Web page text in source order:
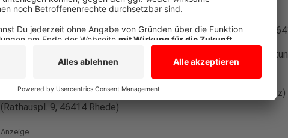
Mittwoch, den 12. März 2025
⦁ 09:30 – 11:00 Uhr Isselburg, Tourist-Info Isselburg (Markt 5-7,
⦁ 12:30 – 14:00 Uhr Bocholt, Raum 01 auf Flur 2 (EG)
52-58, 46395 Bocholt)
⦁ 15:00 – 16:30 Uhr Rhede, Raum 362 (Eingang Hamaland-
(Rathauspl. 9, 46414 Rhede)
Anzeige